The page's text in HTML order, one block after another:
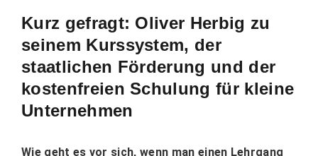
Kurz gefragt: Oliver Herbig zu
seinem Kurssystem, der
staatlichen Förderung und der
kostenfreien Schulung für kleine
Unternehmen
Wie geht es vor sich, wenn man einen Lehrgang